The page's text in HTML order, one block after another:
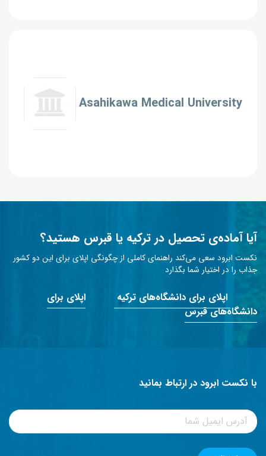
Asahikawa Medical University
آیا آماده‌ی تحصیل در ترکیه یا قبرس هستید؟
نکست ابرود سعی می‌کند راهنمای کاملی از چگونگی اپلای برای این دو کشور
جذاب را در اختیار شما بگذارد
اپلای برای دانشگاه‌های ترکیه
اپلای برای
دانشگاه‌های قبرس
با نکست ابرود در ارتباط بمانید